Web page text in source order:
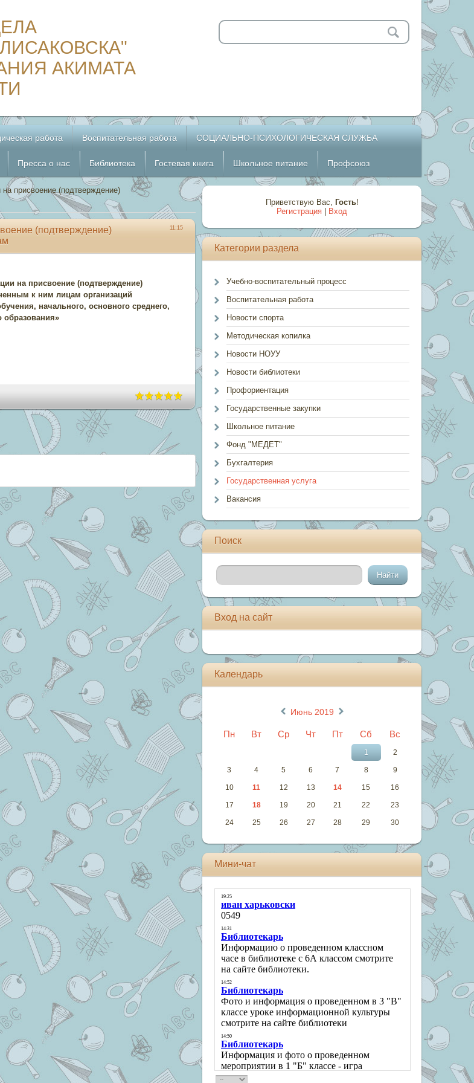
АКИМАТА
работа Воспитательная работа СОЦИАЛЬНО-ПСИХОЛОГИЧЕСКАЯ СЛУЖБА
Пресса о нас Библиотека Гостевая книга Школьное питание Профсоюз
присвоение (подтверждение)
11:15
(подтверждение)
на присвоение (подтверждение)
к ним лицам организаций
начального, основного среднего,
образования»
Приветствую Вас, Гость!
Регистрация
Вход
Категории раздела
Учебно-воспитательный процесс
Воспитательная работа
Новости спорта
Методическая копилка
Новости НОУУ
Новости библиотеки
Профориентация
Государственные закупки
Школьное питание
Фонд "МЕДЕТ"
Бухгалтерия
Государственная услуга
Вакансия
Поиск
Вход на сайт
Календарь
« Июнь 2019 »
Пн Вт Ср Чт Пт Сб Вс
1 2
3 4 5 6 7 8 9
10 11 12 13 14 15 16
17 18 19 20 21 22 23
24 25 26 27 28 29 30
Мини-чат